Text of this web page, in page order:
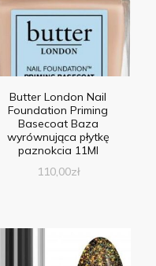
Butter London Nail
Foundation Priming
Basecoat Baza
wyrównująca płytkę
paznokcia 11Ml
110,00zł